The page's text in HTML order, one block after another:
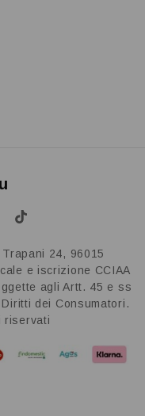
24, 96015
e iscrizione CCIAA
agli Artt. 45 e ss
dei Consumatori.
riservati